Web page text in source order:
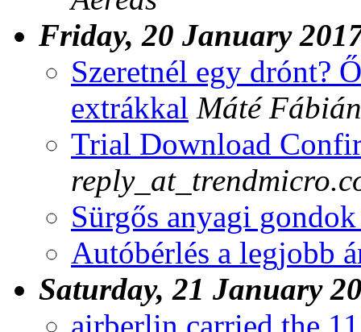
Friday, 20 January
Szeretnél egy drónt?
extrákkal Máté Fábián
Trial Download
Sürgős anyagi gondok
Autóbérlés a legjobb
Saturday, 21 January
airberlin carried the